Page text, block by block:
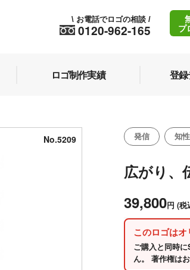
0120-962-165
\ お電話でロゴの相談 /
プ
ロゴ制作実績 登
No.5209 発信 知性
広がり、
39,800円 (税
このロゴは
ご購入と同時
ん。 著作権は